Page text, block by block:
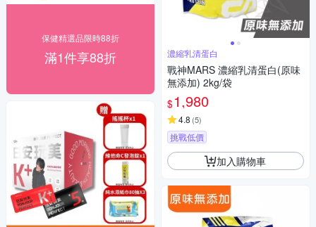
保健精選品限時88折
滿1件享88折 濃縮乳清蛋白
戰神MARS 濃縮乳清蛋白(原味
無添加) 2kg/袋
$1,980
4.8 (5)
挑戰低價
加入購物車